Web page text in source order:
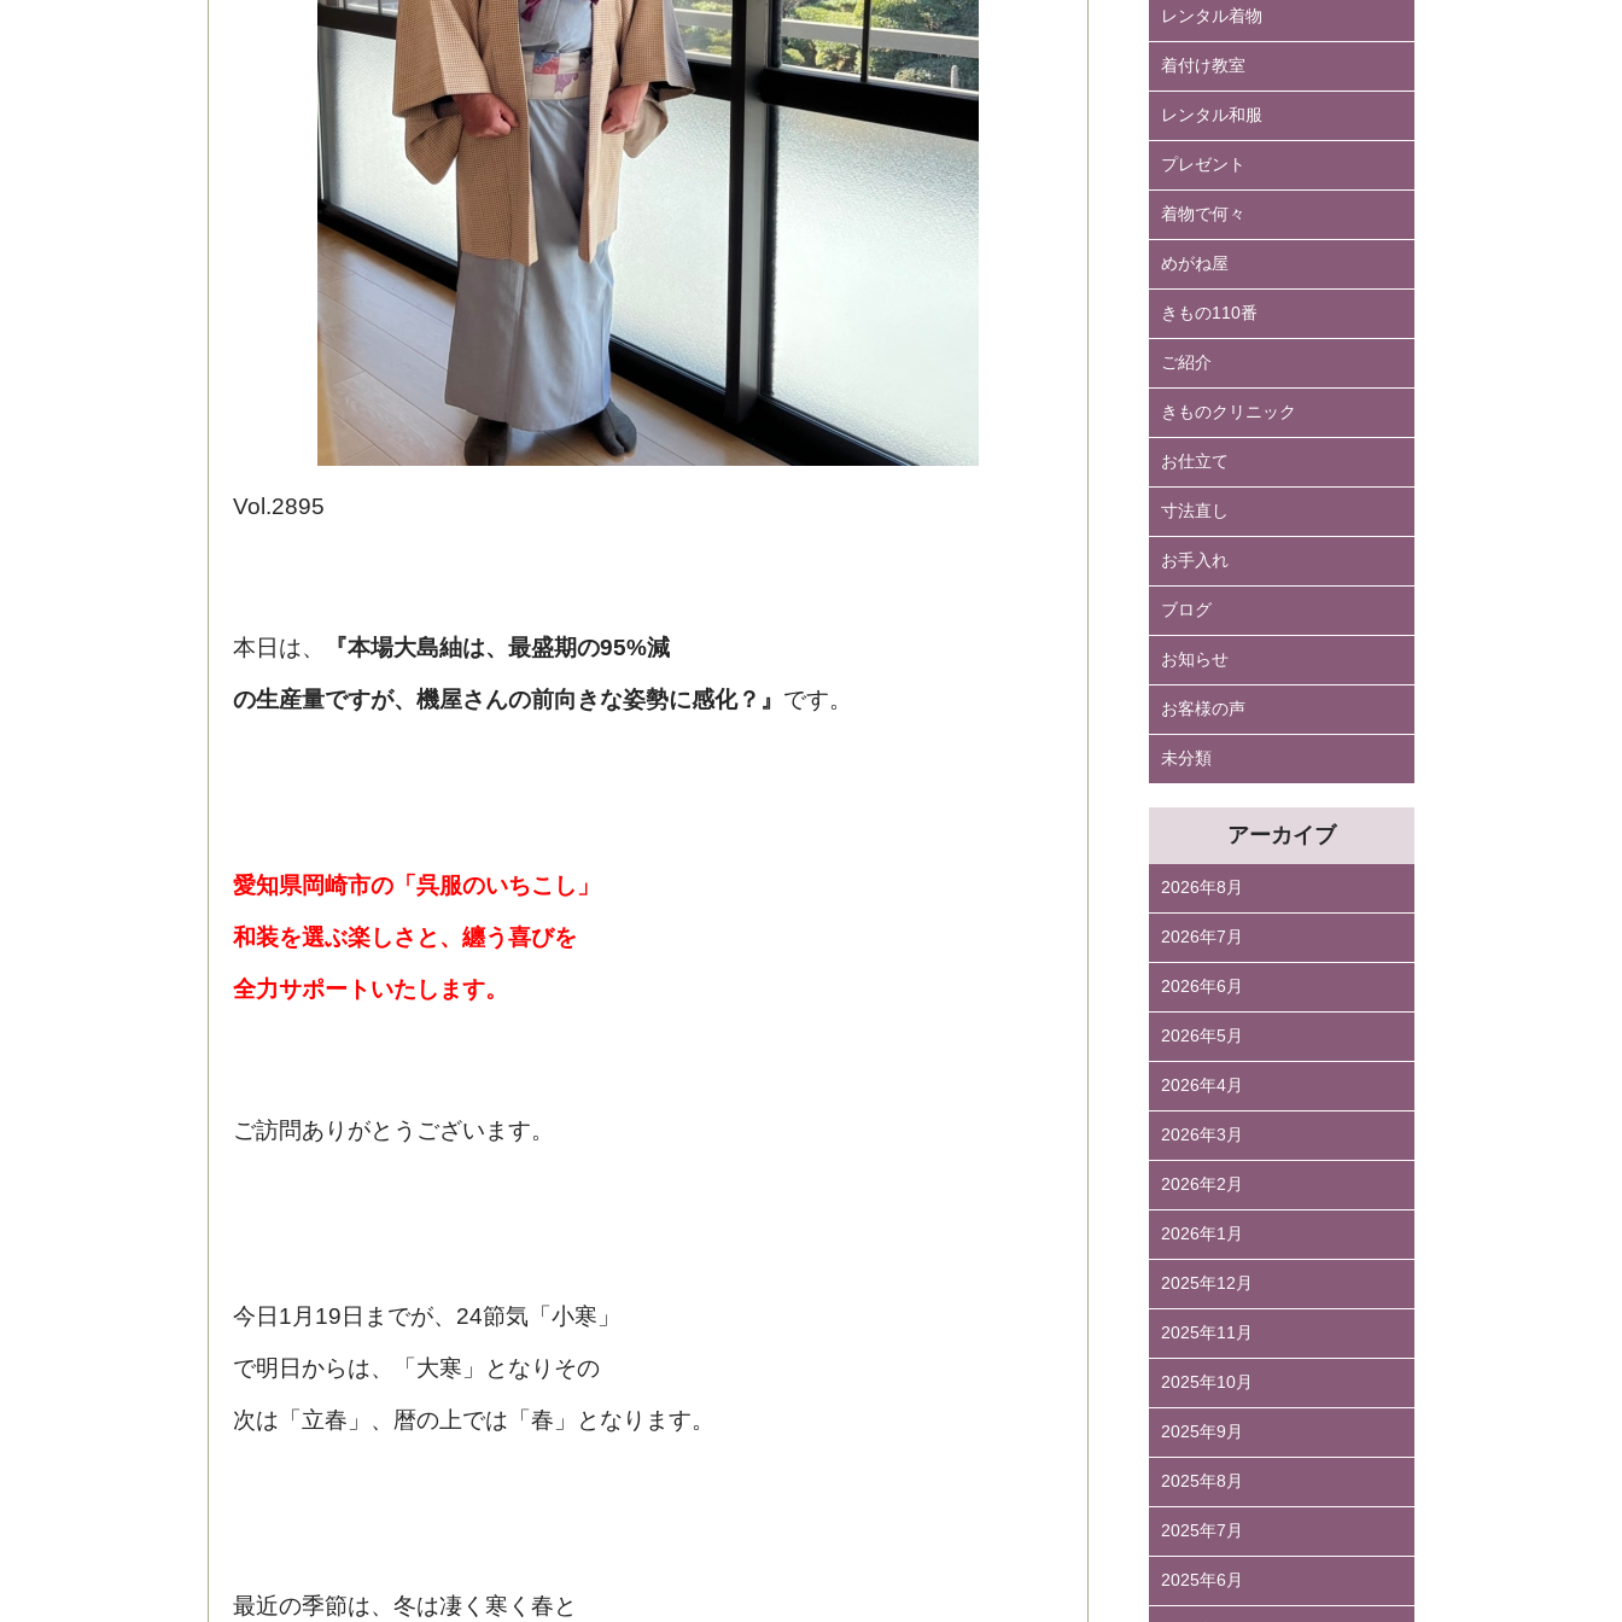
Vol.2895
本日は、 『本場大島紬は、最盛期の95%減
の生産量ですが、機屋さんの前向きな姿勢に感化？ 』 です。
愛知県岡崎市の「呉服のいちこし」
和装を選ぶ楽しさと、纏う喜びを
全力サポートいたします。
ご訪問ありがとうございます。
今日1月19日までが、24節気「小寒」
で明日からは、「大寒」となりその
次は「立春」、暦の上では「春」となります。
最近の季節は、冬は凄く寒く春と
レンタル着物
着付け教室
レンタル和服
プレゼント
着物で何々
めがね屋
きもの110番
ご紹介
きものクリニック
お仕立て
寸法直し
お手入れ
ブログ
お知らせ
お客様の声
未分類
アーカイブ
2026年8月
2026年7月
2026年6月
2026年5月
2026年4月
2026年3月
2026年2月
2026年1月
2025年12月
2025年11月
2025年10月
2025年9月
2025年8月
2025年7月
2025年6月